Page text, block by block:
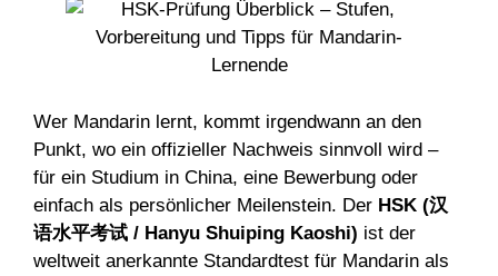
Wer Mandarin lernt, kommt irgendwann an den
Punkt, wo ein offizieller Nachweis sinnvoll wird –
für ein Studium in China, eine Bewerbung oder
einfach als persönlicher Meilenstein. Der HSK (汉
语水平考试 / Hanyu Shuiping Kaoshi) ist der
weltweit anerkannte Standardtest für Mandarin als